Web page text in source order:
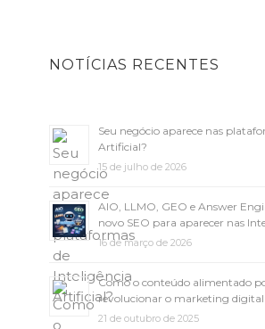
NOTÍCIAS RECENTES
Seu negócio aparece nas
Artificial?
15 de julho de 2026
AIO, LLMO, GEO e Answer
novo SEO para aparecer nas
16 de março de 2026
Como o conteúdo alimentado
revolucionar o marketing
21 de outubro de 2025